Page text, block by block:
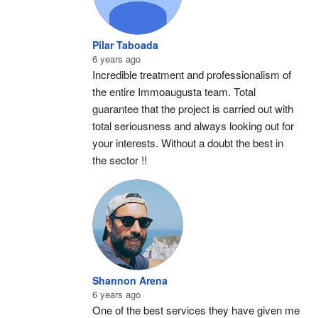
Pilar Taboada
6 years ago
Incredible treatment and professionalism of
the entire Immoaugusta team. Total
guarantee that the project is carried out with
total seriousness and always looking out for
your interests. Without a doubt the best in
the sector !!
Shannon Arena
6 years ago
One of the best services they have given me